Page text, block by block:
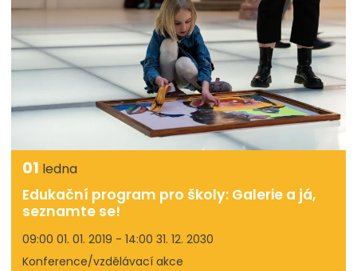
01 ledna
Edukační program pro školy: Galerie a já,
seznamte se!
09:00 01. 01. 2019 - 14:00 31. 12. 2030
Konference/vzdělávací akce